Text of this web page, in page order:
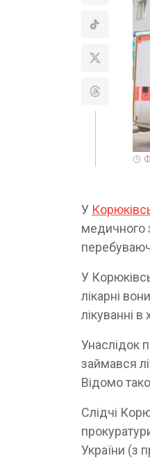
У
медичного
У
лікарні
лікуванні
Унаслідок
займався
Відомо
Слідчі
України (з